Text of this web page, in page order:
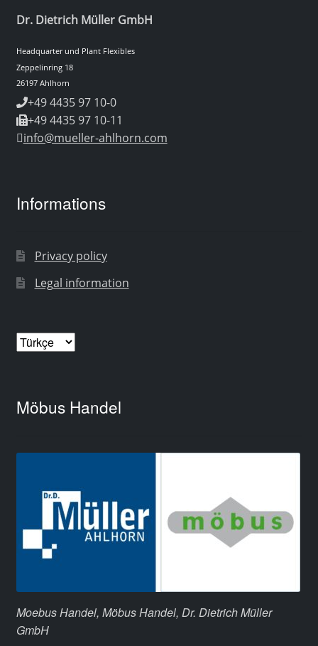
Dr. Dietrich Müller GmbH
Headquarter und Plant Flexibles
Zeppelinring 18
26197 Ahlhorn
+49 4435 97 10-0
+49 4435 97 10-11
info@mueller-ahlhorn.com
Informations
Privacy policy
Legal information
Dil
Möbus Handel
Moebus Handel, Möbus Handel, Dr. Dietrich Müller
GmbH